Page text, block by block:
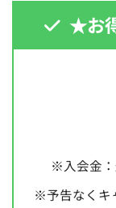
★お
※入会金：
※予告なくキ